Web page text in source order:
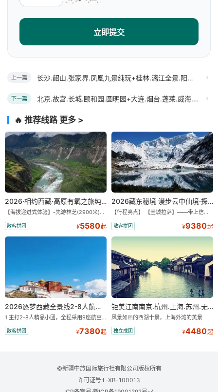
立即提交
上一篇 长沙.韶山.张家界.凤凰九景纯玩+桂林.漓江全景.阳朔.象鼻山.古东瀑布四飞10日
下一篇 北京.故宫.长城.颐和园.圆明园+大连.烟台.蓬莱.威海.青岛双飞9日游
🔥 推荐线路 更多 >
2026·相约西藏·高原有氧之旅纯玩9/11日游
【海拔递进式体验】-先游林芝(2900米)再访拉萨(3650米)，亲测 99%游客零高反 。 【贴心保障】-全程配备便携式制氧机，高反根本不是事儿 ！ 【无人机航拍】-雪山/圣湖/峡谷/古寺民俗深度串联，「随车航拍」大片呈现 。 【特色美食】-石锅鸡热腾腾的烟火气，当地特色烤羊宴，欢快的篝火歌舞 。 【沉浸式体验】-赠送藏装旅拍，夜游布达拉宫，让旅程成为有温度的记忆 。 【绝美风光】-醉美318穿越云端，林芝秘境藏地江南，羊卓雍措上帝打翻的调色盘 。
散客拼团 ¥5580起
2026藏东秘境 漫步云中仙境·探秘世外桃源·纯玩11/13日
【行程亮点】 【圣城拉萨】——带上信心与信仰去西藏，行吟拉萨，感受这座城与生俱来的与众不同！ 【布达拉宫】——集宫殿城堡寺院于一体的宏伟建筑，是西藏最完整的古代宫堡建筑群！ 【巴松措】——西藏首个自然风景类国家5A级旅游风景区 【鲁朗小镇】——藏语龙王谷，神仙居住的地方 【米堆冰川】——中国三大海洋冰川之一 【然乌湖】——静谧然乌，它的静和蓝远近闻名！ 【莲花秘境墨脱】——隐藏的莲花、云里雾里，雪山之下，被称为“中国最后一个世外桃源”。 【雅鲁藏布大峡谷】——世界最深最长的河流峡谷，地球上“最后的秘境”，“最美的伤痕”！ 【索松村】——索松村位于西藏林芝地区，是一个被誉为“藏地最美村庄”的地方！ 【南迦巴瓦峰】——南迦巴瓦峰用“长矛直刺苍穹”形容它，尤其它的日落金山，气吞山河 【特别赠送】——藏装写真、哈达礼遇、缓解高反 便携式氧气1瓶/人
散客拼团 ¥9380起
2026逐梦西藏全景线2-8人航空座椅小团
1.主打2-8人精品小团，全程采用9座航空座椅车型（360度环抱式座舱），提供VIP级别的舒适出行体验 。供氧保障： 2.全程入住舒适型含氧酒店（低海拔的索松村和林芝除外），并贴心赠送3L氧气和大衣，极大缓解游客的高原反应焦虑 。 3.不走回头路：路线经过精心策划，全程不走回头路，主打深度边境游，随走随停 。 深度纯玩：主打“深度纯玩·精华景点”，把时间全部留给心中的震撼与眼中的美景 。 最长国道：打卡中国最长国道219，畅游珠峰东坡 。
散客拼团 ¥7380起
钜美江南南京.杭州.上海.苏州.无锡+双水乡“乌镇.西塘”双飞8日游【一价全含零自费】
风景如画的西湖十景，上海外滩的美景
独立成团 ¥4480起
©新疆中旅国际旅行社有限公司版权所有
许可证号:L-XB-100013